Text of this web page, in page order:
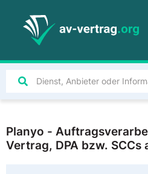
Planyo -
Vertrag, DPA bzw. SCCs